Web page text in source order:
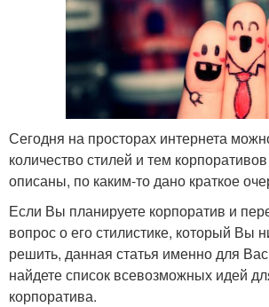
Сегодня на просторах интернета
количество стилей и тем
описаны, по каким-то дано краткое
Если Вы планируете корпоратив и
вопрос о его стилистике, который Вы
решить, данная статья именно для
найдете список всевозможных идей
корпоратива.